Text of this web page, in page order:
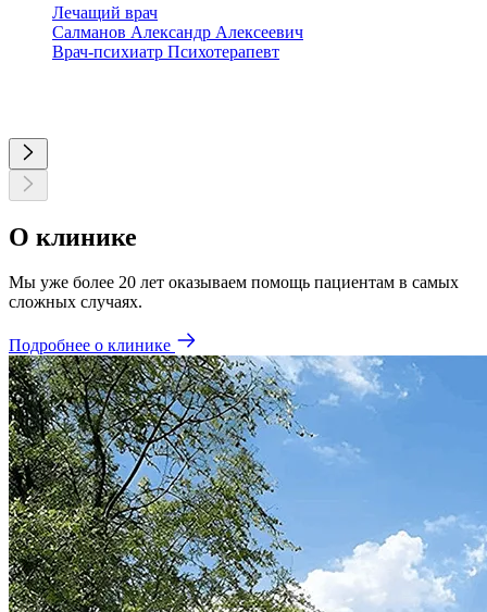
Лечащий врач
Салманов Александр Алексеевич
Врач-психиатр Психотерапевт
О клинике
Мы уже более 20 лет оказываем помощь пациентам в самых
сложных случаях.
Подробнее о клинике